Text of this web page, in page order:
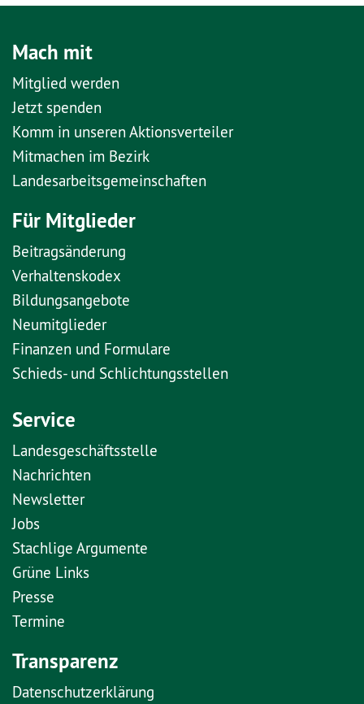
Mach mit
Mitglied werden
Jetzt spenden
Komm in unseren Aktionsverteiler
Mitmachen im Bezirk
Landesarbeitsgemeinschaften
Für Mitglieder
Beitragsänderung
Verhaltenskodex
Bildungsangebote
Neumitglieder
Finanzen und Formulare
Schieds- und Schlichtungsstellen
Service
Landesgeschäftsstelle
Nachrichten
Newsletter
Jobs
Stachlige Argumente
Grüne Links
Presse
Termine
Transparenz
Datenschutzerklärung